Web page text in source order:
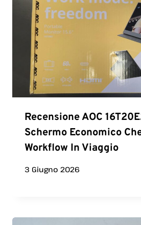
Recensione AOC
Schermo Economico
Workflow In Viaggio
3 Giugno 2026